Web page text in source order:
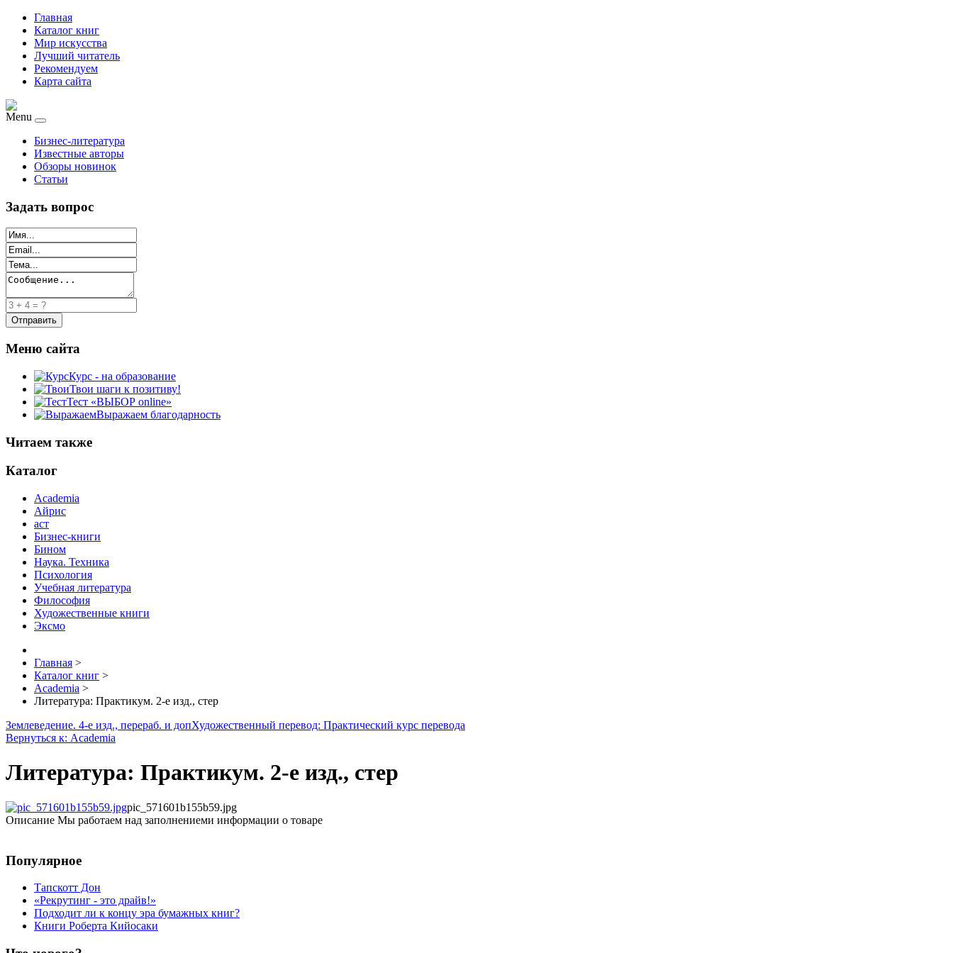
Главная
Каталог книг
Мир искусства
Лучший читатель
Рекомендуем
Карта сайта
Menu
Бизнес-литература
Известные авторы
Обзоры новинок
Статьи
Задать вопрос
Меню сайта
Курс - на образование
Твои шаги к позитиву!
Тест «ВЫБОР online»
Выражаем благодарность
Читаем также
Каталог
Academia
Айрис
аст
Бизнес-книги
Бином
Наука. Техника
Психология
Учебная литература
Философия
Художественные книги
Эксмо
Главная >
Каталог книг >
Academia >
Литература: Практикум. 2-е изд., стер
Землеведение. 4-е изд., перераб. и допХудожественный перевод: Практический курс перевода
Вернуться к: Academia
Литература: Практикум. 2-е изд., стер
pic_571601b155b59.jpg
Описание Мы работаем над заполнениеми информации о товаре
Популярное
Тапскотт Дон
«Рекрутинг - это драйв!»
Подходит ли к концу эра бумажных книг?
Книги Роберта Кийосаки